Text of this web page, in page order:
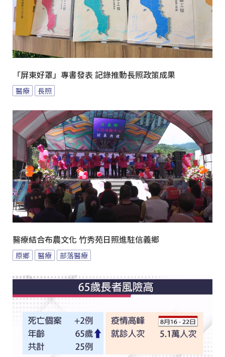
「屏東好罩」專書發表 記錄推動長照政策成果
醫療 長照
醫療結合布農文化 竹秀苑日照進駐信義鄉
原鄉 醫療 部落醫療